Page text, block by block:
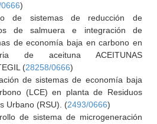
)
de sistemas de reducción de
de salmuera e integración de
de economía baja en carbono en
de aceituna ACEITUNAS
(28258/0666)
de sistemas de economía baja
(LCE) en planta de Residuos
Urbano (RSU). (2493/0666)
de sistema de microgeneración